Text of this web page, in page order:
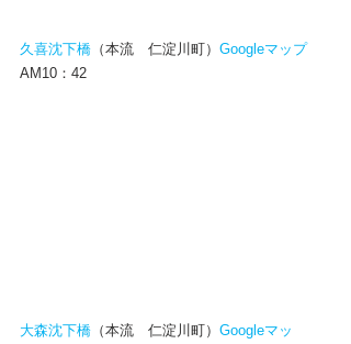
久喜沈下橋 （本流　仁淀川町） Googleマップ
AM10：42
大森沈下橋 （本流　仁淀川町） Googleマッ